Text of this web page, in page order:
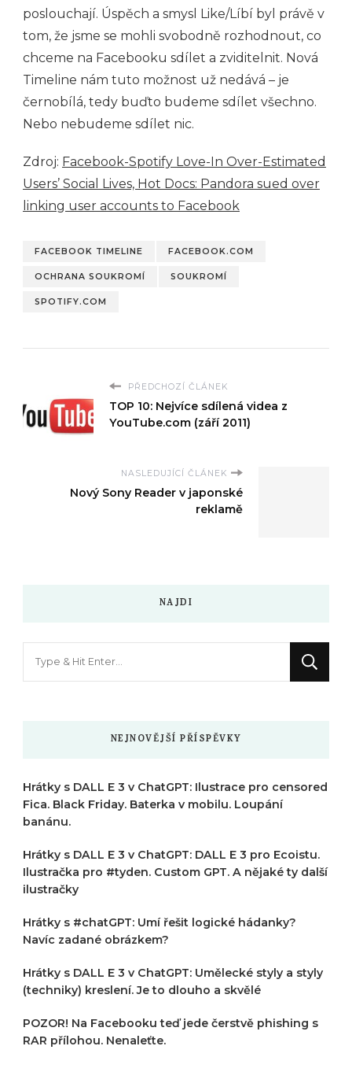
poslouchají. Úspěch a smysl Like/Líbí byl právě v
tom, že jsme se mohli svobodně rozhodnout, co
chceme na Facebooku sdílet a zviditelnit. Nová
Timeline nám tuto možnost už nedává – je
černobílá, tedy buďto budeme sdílet všechno.
Nebo nebudeme sdílet nic.
Zdroj: Facebook-Spotify Love-In Over-Estimated
Users’ Social Lives, Hot Docs: Pandora sued over
linking user accounts to Facebook
FACEBOOK TIMELINE FACEBOOK.COM
OCHRANA SOUKROMÍ SOUKROMÍ
SPOTIFY.COM
PŘEDCHOZÍ ČLÁNEK
TOP 10: Nejvíce sdílená videa z
YouTube.com (září 2011)
NASLEDUJÍCÍ ČLÁNEK
Nový Sony Reader v japonské
reklamě
NAJDI
NEJNOVĚJŠÍ PŘÍSPĚVKY
Hrátky s DALL E 3 v ChatGPT: Ilustrace pro censored
Fica. Black Friday. Baterka v mobilu. Loupání
banánu.
Hrátky s DALL E 3 v ChatGPT: DALL E 3 pro Ecoistu.
Ilustračka pro #tyden. Custom GPT. A nějaké ty další
ilustračky
Hrátky s #chatGPT: Umí řešit logické hádanky?
Navíc zadané obrázkem?
Hrátky s DALL E 3 v ChatGPT: Umělecké styly a styly
(techniky) kreslení. Je to dlouho a skvělé
POZOR! Na Facebooku teď jede čerstvě phishing s
RAR přílohou. Nenaleťte.